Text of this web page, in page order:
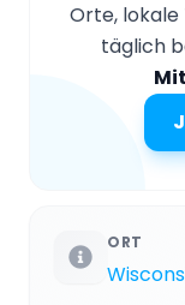
Orte,
täglich
ORT